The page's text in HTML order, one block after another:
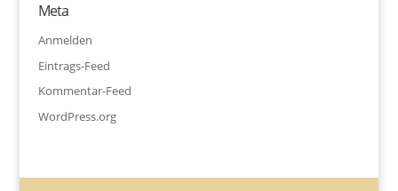
Meta
Anmelden
Eintrags-Feed
Kommentar-Feed
WordPress.org